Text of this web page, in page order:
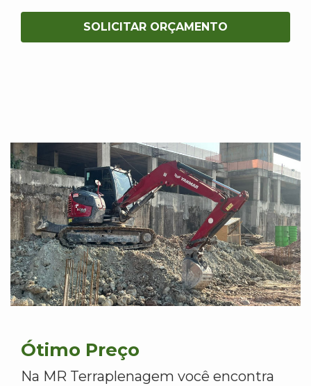
SOLICITAR ORÇAMENTO
Ótimo Preço
Na MR Terraplenagem você encontra